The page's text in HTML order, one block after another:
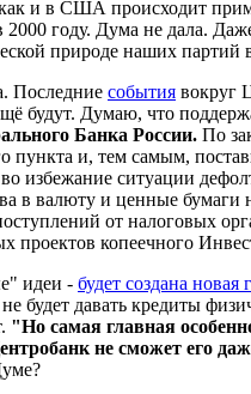
и в США происходит
году. Дума не дала.
природе наших партий
Последние события вокруг
будут. Думаю, что
Банка России. По
пункта и, тем самым,
избежание ситуации
в валюту и ценные
от налоговых
проектов копеечного
идеи - будет создана
будет давать кредиты
"Но самая главная
не сможет его